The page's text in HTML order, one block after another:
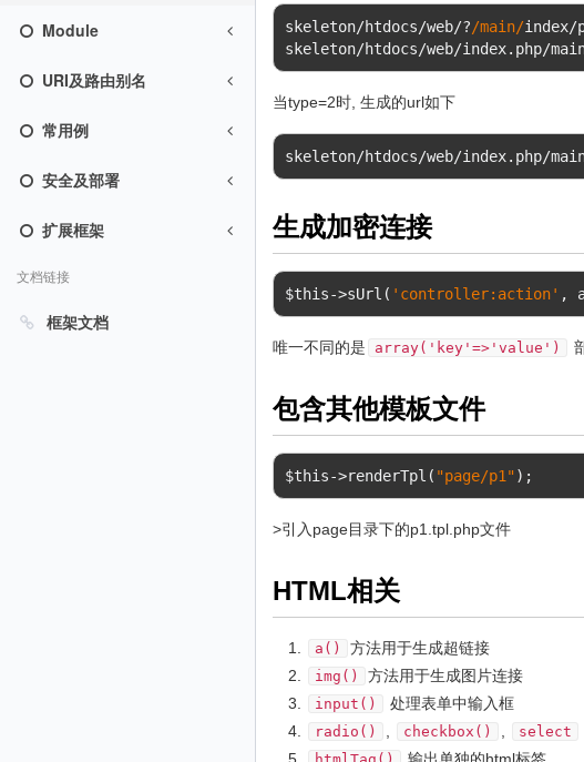
Module
URI及路由别名
常用例
安全及部署
扩展框架
文档链接
框架文档
skeleton/htdocs/web/?/main/index/
skeleton/htdocs/web/index. php/
当type=2时, 生成的url如下
skeleton/htdocs/web/index. php/
生成加密连接
$this->sUrl ( 'controller:action' ,
唯一不同的是 array('key'=>'value')
包含其他模板文件
$this->renderTpl ( "page/p1" );
>引入page目录下的p1.tpl.php文件
HTML相关
a() 方法用于生成超链接
img() 方法用于生成图片连接
input() 处理表单中输入框
radio() checkbox() select